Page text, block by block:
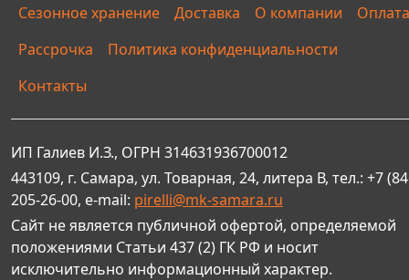
Сезонное хранение
Доставка О компании
Оплата
Рассрочка
Политика конфиденциальности
Контакты
ИП Галиев И.З., ОГРН 314631936700012
443109, г. Самара, ул. Товарная, 24, литера В, тел.: +7
205-26-00, e-mail: pirelli@mk-samara.ru
Сайт не является публичной офертой, определяемой
положениями Статьи 437 (2) ГК РФ и носит
исключительно информационный характер.